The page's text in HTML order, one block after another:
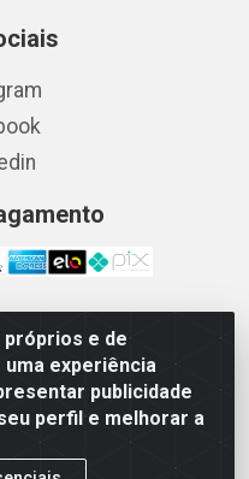
e de
experiência
publicidade
perfil e melhorar a
LTDA - Rua Maximiano
CE - CEP 60.863-260
0001-11